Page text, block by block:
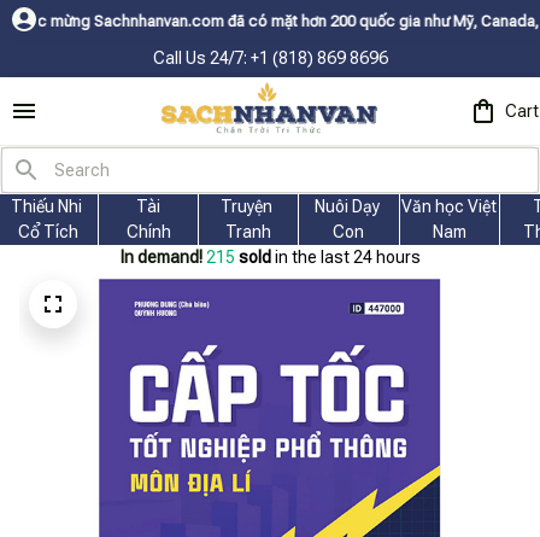
đã có mặt hơn 200 quốc gia như Mỹ, Canada, Úc, Nhật, Hàn, và
Call Us 24/7: +1 (818) 869 8696
Cart
Thiếu Nhi
Cổ Tích
Tài
Chính
Truyện
Tranh
Nuôi Dạy
Con
Văn học Việt
Nam
In demand! 215 sold in the last 24 hours